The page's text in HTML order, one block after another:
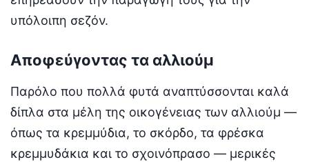
υπόλοιπη σεζόν.
Αποφεύγοντας τα αλλιούμ
Παρόλο που πολλά φυτά αναπτύσσονται καλά
δίπλα στα μέλη της οικογένειας των αλλιούμ —
όπως τα κρεμμύδια, το σκόρδο, τα φρέσκα
κρεμμυδάκια και το σχοινόπρασο — μερικές